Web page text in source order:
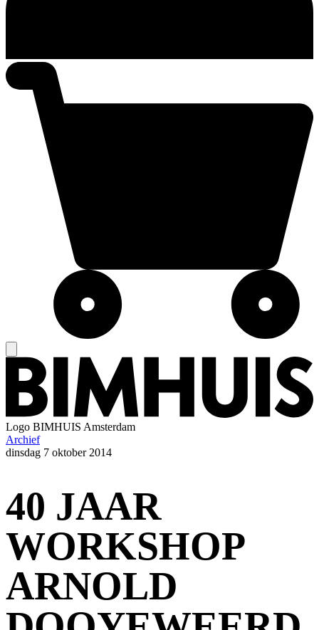
Logo BIMHUIS Amsterdam
Archief
dinsdag 7 oktober 2014
40 JAAR
WORKSHOP
ARNOLD